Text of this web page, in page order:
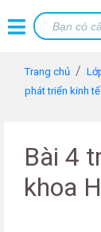
Trang chủ
phát triển kinh tế
Bài 4
khoa